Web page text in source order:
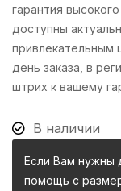
гарантия
доступны
привлекательным
день заказа, в
штрих к вашему
В наличии
Если Вам нужны
помощь с